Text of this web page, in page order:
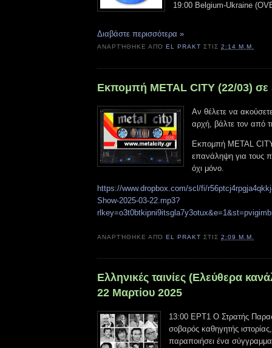
19:00 Belgium-Ukraine
Διαβάστε περισσότερα »
ΑΝΑΡΤΉΘΗΚΕ ΑΠΌ EL PRAKT ΣΤΙΣ2:14 Μ.Μ.
Εκπομπή METAL CITY (22/03)
Αν θέλετε να
αρχή, βάλτε τον από
Εκπομπή METAL
επανάληψη για τους
όχι μόνο.
https://www.dropbox.com/scl/fi/
Show-2025-03-22.mp3?
ΑΝΑΡΤΉΘΗΚΕ ΑΠΌEL PRAKT ΣΤΙΣ2:09 Μ.Μ.
Ελληνικές ταινίες (Ελεύθερα
22 Μαρτίου 2025
13:00 ΕΡΤ1 Ο Στρατής
σοβαρός καθηγητής
παραποιήσει ένα